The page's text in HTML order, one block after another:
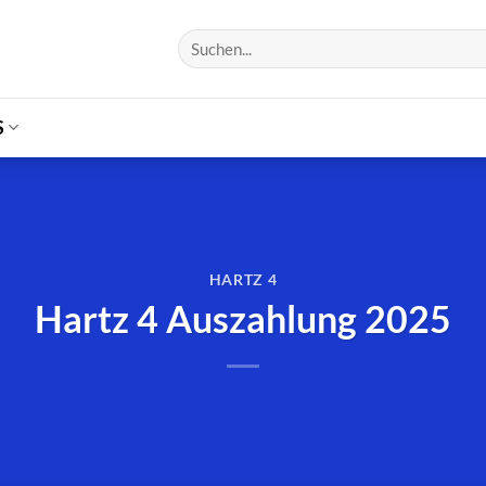
HARTZ 4
Hartz 4 Auszahlung 2025